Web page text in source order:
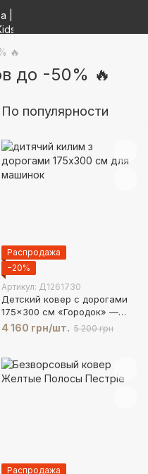
🔥
до -50% 🔥
По популярности
Распродажа
−20%
Артикул: Д1261730
Детский ковер с дорогами
175×300 см «Городок» —
Турция
4 160 грн/шт. 5 200 грн
Распродажа